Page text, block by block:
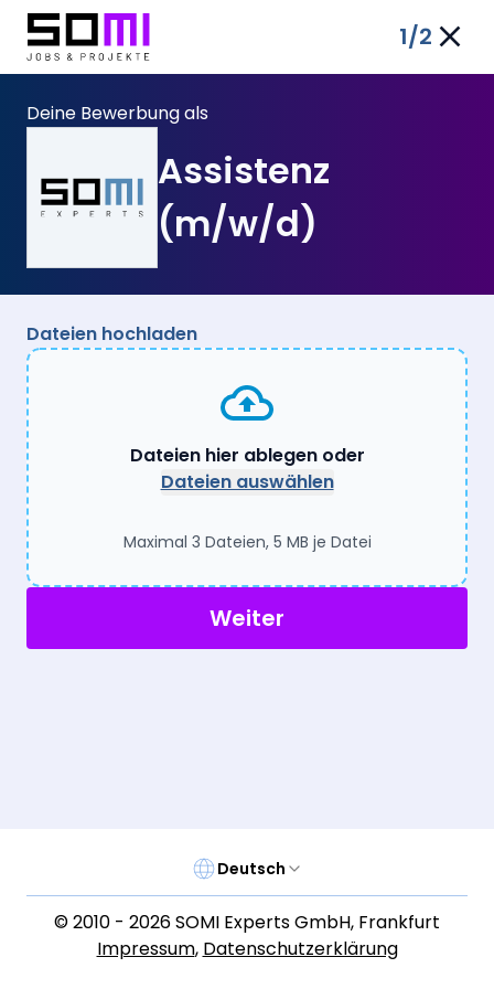
1/2
Deine Bewerbung als
Assistenz
(m/w/d)
Dateien hochladen
Dateien hier ablegen oder
Dateien auswählen
Maximal 3 Dateien, 5 MB je Datei
Weiter
Deutsch
© 2010 - 2026SOMI Experts GmbH, Frankfurt
Impressum, Datenschutzerklärung